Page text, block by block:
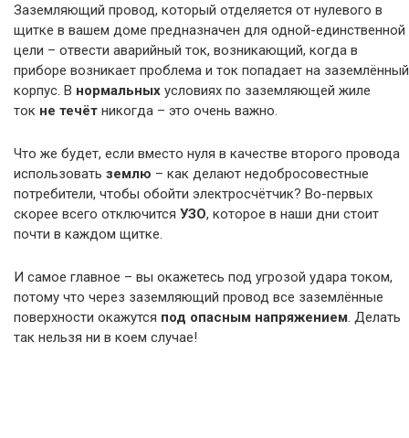
Заземляющий провод, который отделяется от нулевого в
щитке в вашем доме предназначен для одной-единственной
цели – отвести аварийный ток, возникающий, когда в
приборе возникает проблема и ток попадает на заземлённый
корпус. В нормальных условиях по заземляющей жиле
ток не течёт никогда – это очень важно.
Что же будет, если вместо нуля в качестве второго провода
использовать землю – как делают недобросовестные
потребители, чтобы обойти электросчётчик? Во-первых
скорее всего отключится УЗО, которое в наши дни стоит
почти в каждом щитке.
И самое главное – вы окажетесь под угрозой удара током,
потому что через заземляющий провод все заземлённые
поверхности окажутся под опасным напряжением . Делать
так нельзя ни в коем случае!